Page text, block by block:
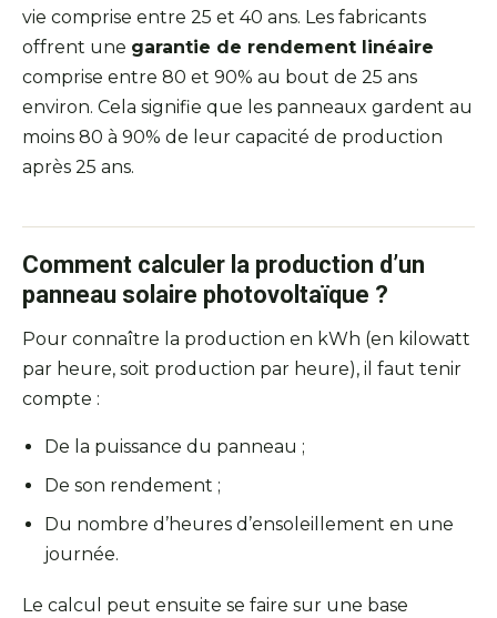
vie comprise entre 25 et 40 ans. Les fabricants
offrent une garantie de rendement linéaire
comprise entre 80 et 90% au bout de 25 ans
environ. Cela signifie que les panneaux gardent au
moins 80 à 90% de leur capacité de production
après 25 ans.
Comment calculer la production d’un
panneau solaire photovoltaïque ?
Pour connaître la production en kWh (en kilowatt
par heure, soit production par heure), il faut tenir
compte :
De la puissance du panneau ;
De son rendement ;
Du nombre d’heures d’ensoleillement en une
journée.
Le calcul peut ensuite se faire sur une base